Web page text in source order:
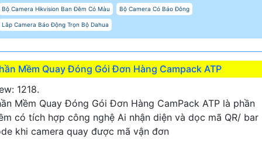
Bộ Camera Hikvision Ban Đêm Có Màu Bộ Camera Có Báo Đông
Lắp Camera Báo Động Trọn Bộ Dahua
Mềm Quay Đóng Gói Đơn Hàng Campack ATP
1218.
Mềm Quay Đóng Gói Đơn Hàng CamPack ATP là phần
có tích hợp công nghệ Ai nhận diện và dọc mã QR/ bar
khi camera quay được mã vận đơn